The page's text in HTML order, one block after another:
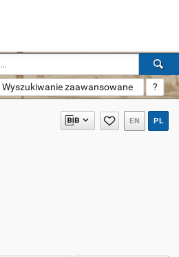
Wyszukiwanie zaawansowane ?
EN PL